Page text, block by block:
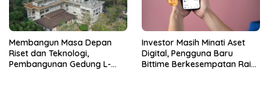
Membangun Masa Depan
Riset dan Teknologi,
Pembangunan Gedung L-
Investor Masih Minati Aset
Digital, Pengguna Baru
Bittime Berkesempatan Raih